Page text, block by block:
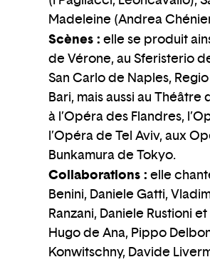
Madeleine (Andrea
Scènes : elle se produit
de Vérone, au Sferisterio
San Carlo de Naples,
Bari, mais aussi au
à l’Opéra des Flandres,
l’Opéra de Tel Aviv, aux
Bunkamura de Tokyo.
Collaborations : elle
Benini, Daniele Gatti,
Ranzani, Daniele Rustioni
Hugo de Ana, Pippo
Konwitschny, Davide